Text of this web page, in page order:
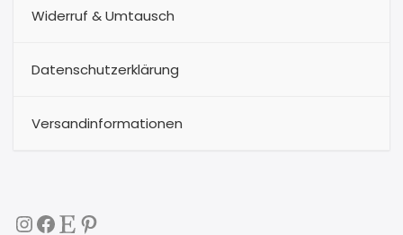
Widerruf & Umtausch
Datenschutzerklärung
Versandinformationen
Instagram
Facebook
EtsyPinterest